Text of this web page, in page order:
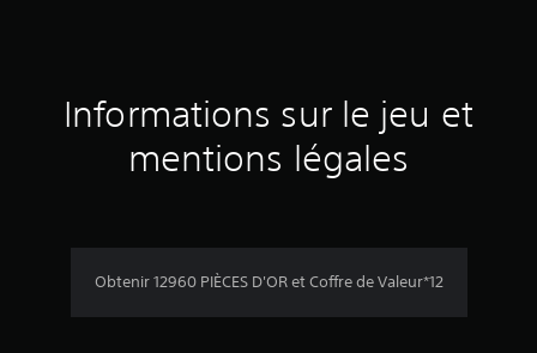
Informations sur le jeu et
mentions légales
Obtenir 12960 PIÈCES D'OR et Coffre de Valeur*12